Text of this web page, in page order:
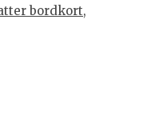
bordkort,